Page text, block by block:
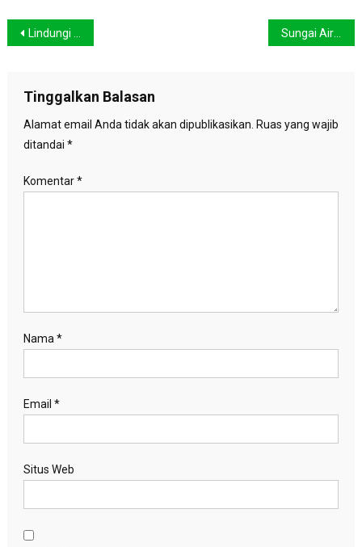
Navigasi
Lindungi Investor, Polisi Tembak Dua Pendulang Emas Sungai Air Hitam Tercemar, Ratusan Ikan Mati
Tinggalkan Balasan
Alamat email Anda tidak akan dipublikasikan. Ruas yang wajib
ditandai *
Komentar*
Nama *
Email *
Situs Web